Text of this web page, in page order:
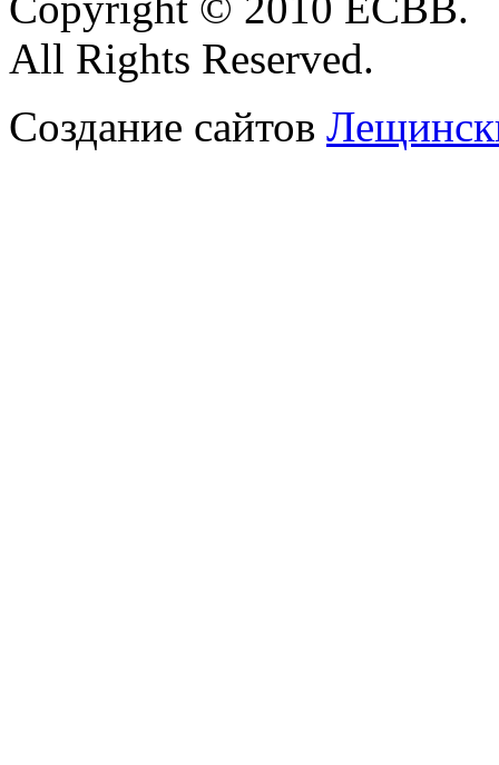
All Rights Reserved.
Создание сайтов